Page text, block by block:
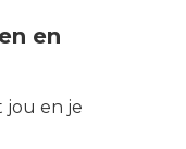
en
jou en je